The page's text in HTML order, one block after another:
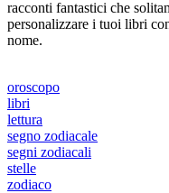
racconti fantastici che
personalizzare i tuoi libri
nome.
oroscopo
libri
lettura
segno zodiacale
segni zodiacali
stelle
zodiaco